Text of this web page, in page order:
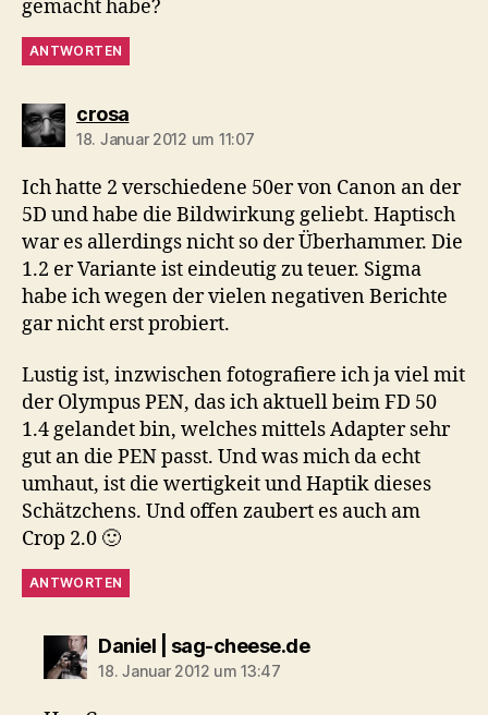
gemacht habe?
ANTWORTEN
crosasagt:
18. Januar 2012 um 11:07
Ich hatte 2 verschiedene 50er von Canon an der
5D und habe die Bildwirkung geliebt. Haptisch
war es allerdings nicht so der Überhammer. Die
1.2 er Variante ist eindeutig zu teuer. Sigma
habe ich wegen der vielen negativen Berichte
gar nicht erst probiert.
Lustig ist, inzwischen fotografiere ich ja viel mit
der Olympus PEN, das ich aktuell beim FD 50
1.4 gelandet bin, welches mittels Adapter sehr
gut an die PEN passt. Und was mich da echt
umhaut, ist die wertigkeit und Haptik dieses
Schätzchens. Und offen zaubert es auch am
Crop 2.0 🙂
ANTWORTEN
Daniel | sag-cheese.desagt:
18. Januar 2012 um 13:47